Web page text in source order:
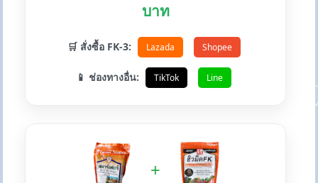
บาท
🛒 สั่งซื้อ FK-3: Lazada Shopee
📱 ช่องทางอื่น: TikTok Line
+